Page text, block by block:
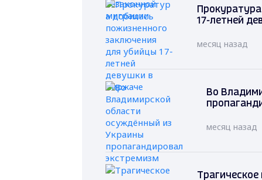
17-летней
месяц назад
Во
месяц назад